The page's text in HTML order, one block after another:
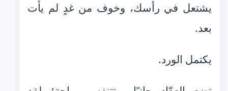
يشتعل في رأسك، وخوف من غدٍ لم يأت
بعد.
يكتمل الورد.